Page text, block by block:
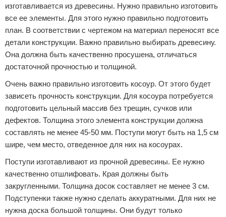
изготавливается из древесины. Нужно правильно изготовить
все ее элементы. Для этого нужно правильно подготовить
план. В соответствии с чертежом на материал переносят все
детали конструкции. Важно правильно выбирать древесину.
Она должна быть качественно просушена, отличаться
достаточной прочностью и толщиной.
Очень важно правильно изготовить косоур. От этого будет
зависеть прочность конструкции. Для косоура потребуется
подготовить цельный массив без трещин, сучков или
дефектов. Толщина этого элемента конструкции должна
составлять не менее 45-50 мм. Поступи могут быть на 1,5 см
шире, чем место, отведенное для них на косоурах.
Поступи изготавливают из прочной древесины. Ее нужно
качественно отшлифовать. Края должны быть
закругленными. Толщина досок составляет не менее 3 см.
Подступенки также нужно сделать аккуратными. Для них не
нужна доска большой толщины. Они будут только